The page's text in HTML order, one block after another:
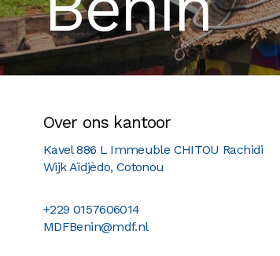
Over ons kantoor
Kavel 886 L Immeuble CHITOU Rachidi
Wijk Aïdjèdo, Cotonou
+229 0157606014
MDFBenin@mdf.nl